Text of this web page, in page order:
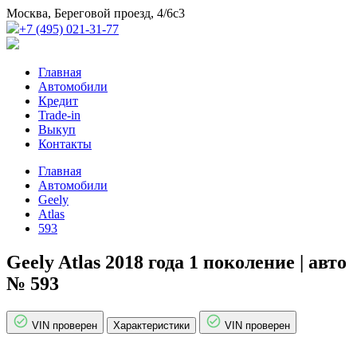
Москва, Береговой проезд, 4/6с3
+7 (495) 021-31-77
Главная
Автомобили
Кредит
Trade-in
Выкуп
Контакты
Главная
Автомобили
Geely
Atlas
593
Geely Atlas 2018 года 1 поколение | авто
№ 593
VIN проверен Характеристики VIN проверен